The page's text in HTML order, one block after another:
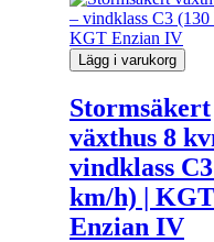
Lägg i varukorg
Stormsäkert
växthus 8
vindklass
km/h) | KGT
Enzian IV